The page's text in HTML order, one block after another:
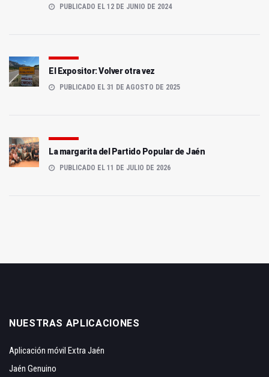
PUBLICADO EL 12 DE JUNIO DE 2024
El Expositor: Volver otra vez
PUBLICADO EL 31 DE AGOSTO DE 2025
La margarita del Partido Popular de Jaén
PUBLICADO EL 11 DE JULIO DE 2026
NUESTRAS APLICACIONES
Aplicación móvil Extra Jaén
Jaén Genuino